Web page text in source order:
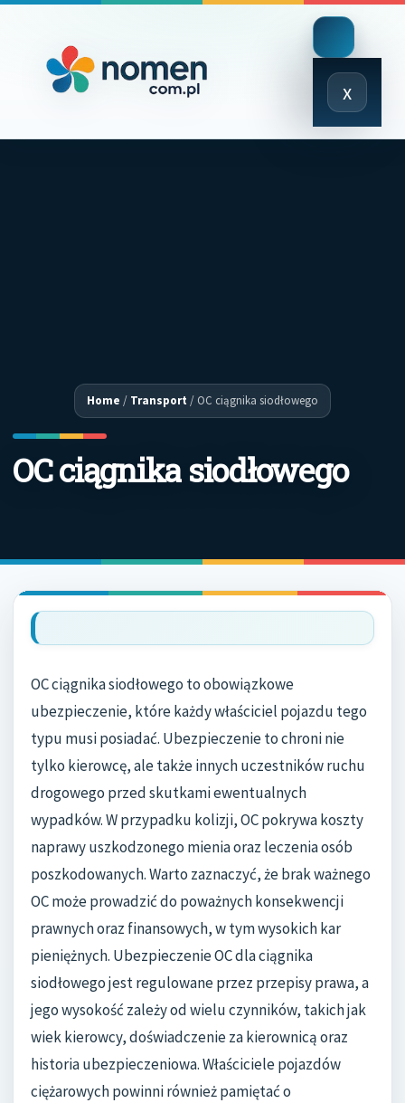
x
Close
Menu
Home / Transport / OC ciągnika siodłowego
OC ciągnika siodłowego
OC ciągnika siodłowego to obowiązkowe
ubezpieczenie, które każdy właściciel pojazdu tego
typu musi posiadać. Ubezpieczenie to chroni nie
tylko kierowcę, ale także innych uczestników ruchu
drogowego przed skutkami ewentualnych
wypadków. W przypadku kolizji, OC pokrywa koszty
naprawy uszkodzonego mienia oraz leczenia osób
poszkodowanych. Warto zaznaczyć, że brak ważnego
OC może prowadzić do poważnych konsekwencji
prawnych oraz finansowych, w tym wysokich kar
pieniężnych. Ubezpieczenie OC dla ciągnika
siodłowego jest regulowane przez przepisy prawa, a
jego wysokość zależy od wielu czynników, takich jak
wiek kierowcy, doświadczenie za kierownicą oraz
historia ubezpieczeniowa. Właściciele pojazdów
ciężarowych powinni również pamiętać o